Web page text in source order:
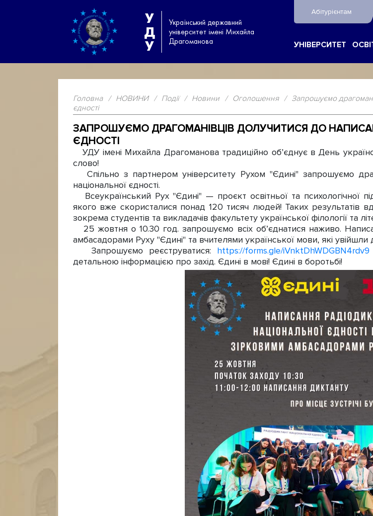
У
Д
У
Український державний
університет імені Михайла
Драгоманова
Абітурієнтам
УНІВЕРСИТЕТ
Головна / НОВИНИ / Події / Новини / Оголошення / Запрошуємо
єдності
ЗАПРОШУЄМО ДРАГОМАНІВЦІВ ДОЛУЧИТИСЯ ДО
ЄДНОСТІ
УДУ імені Михайла Драгоманова традиційно обʼєднує в День
слово!
Спільно з партнером університету Рухом "Єдині" запрошуємо
національної єдності.
Всеукраїнський Рух "Єдині" — проєкт освітньої та психологічної
якого вже скористалися понад 120 тисяч людей! Таких результатів
зокрема студентів та викладачів факультету української філології та
25 жовтня о 10.30 год. запрошуємо всіх обʼєднатися наживо.
амбасадорами Руху "Єдині" та вчителями української мови, які
Запрошуємо реєструватися: https://forms.gle/iVnktDhWDGBN4rdv9
детальною інформацією про захід. Єдині в мові! Єдині в боротьбі!